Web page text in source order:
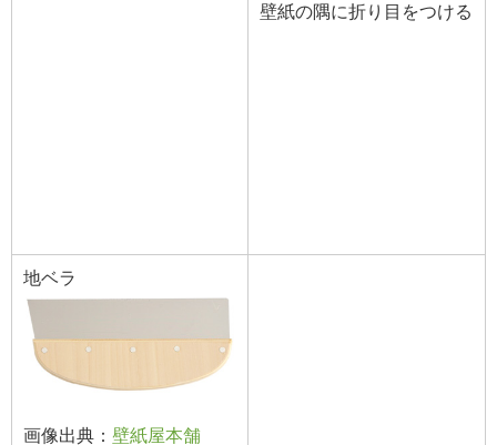
壁紙の隅に折り目をつける
地ベラ
画像出典： 壁紙屋本舗